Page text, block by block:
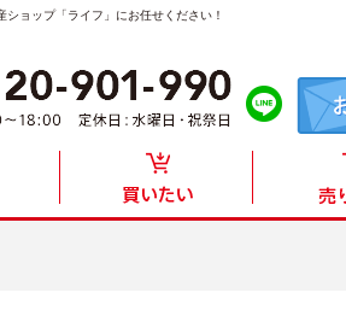
ョップ「ライフ」にお任せください！